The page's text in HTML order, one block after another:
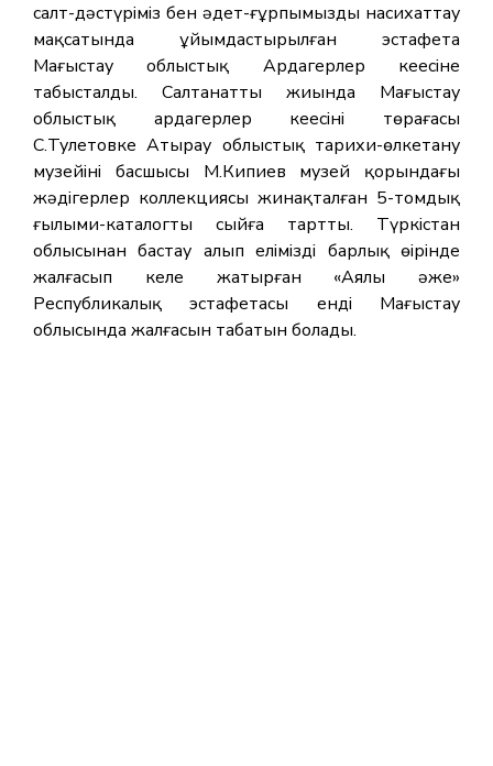
салт-дәстүріміз бен әдет-ғұрпымызды насихаттау
мақсатында ұйымдастырылған эстафета
Маңғыстау облыстық Ардагерлер кеңесіне
табысталды. Салтанатты жиында Маңғыстау
облыстық ардагерлер кеңесінің төрағасы
С.Тулетовке Атырау облыстық тарихи-өлкетану
музейінің басшысы М.Кипиев музей қорындағы
жәдігерлер коллекциясы жинақталған 5-томдық
ғылыми-каталогты сыйға тартты. Түркістан
облысынан бастау алып еліміздің барлық өңірінде
жалғасып келе жатырған «Аялы әже»
Республикалық эстафетасы енді Маңғыстау
облысында жалғасын табатын болады.